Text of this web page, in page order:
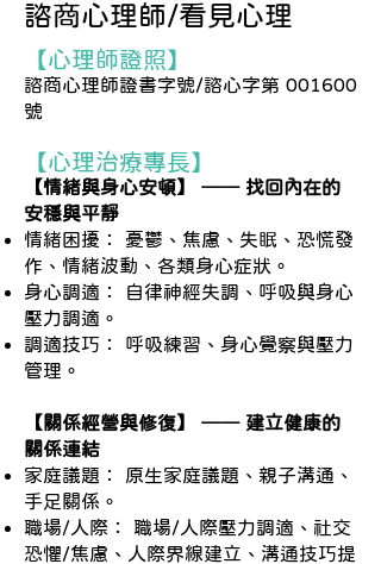
諮商心理師/看見心理
【心理師證照】
諮商心理師證書字號/諮心字第 001600
號
【心理治療專長】
【情緒與身心安頓】 ── 找回內在的
安穩與平靜
情緒困擾： 憂鬱、焦慮、失眠、恐慌發
作、情緒波動、各類身心症狀。
身心調適： 自律神經失調、呼吸與身心
壓力調適。
調適技巧： 呼吸練習、身心覺察與壓力
管理。
【關係經營與修復】 ── 建立健康的
關係連結
家庭議題： 原生家庭議題、親子溝通、
手足關係。
職場/人際： 職場/人際壓力調適、社交
恐懼/焦慮、人際界線建立、溝通技巧提